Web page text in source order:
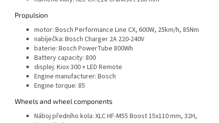
Propulsion
motor: Bosch Performance Line CX, 600W, 25km/h, 85Nm
nabíječka: Bosch Charger 2A 220-240V
baterie: Bosch PowerTube 800Wh
Battery capacity: 800
displej: Kiox 300 + LED Remote
Engine manufacturer: Bosch
Engine torque: 85
Wheels and wheel components
Náboj předního kola: XLC HF-M55 Boost 15x110 mm, 32H,